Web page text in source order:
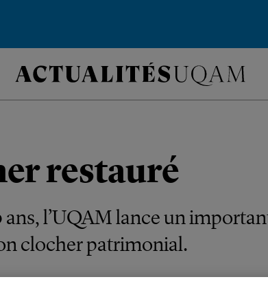
restauré
ans, l’UQAM lance un
clocher patrimonial.